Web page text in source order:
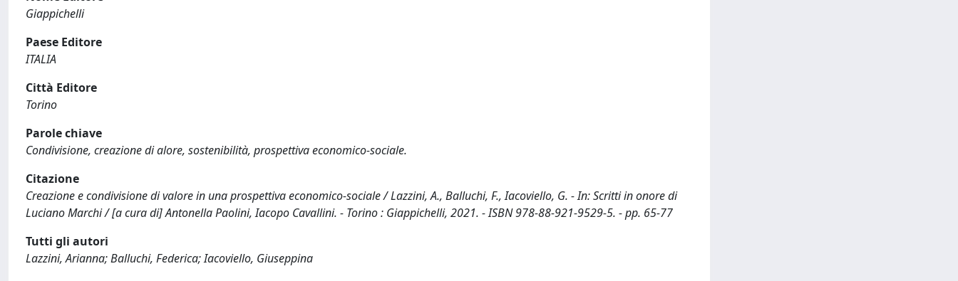
Giappichelli
Paese Editore
ITALIA
Città Editore
Torino
Parole chiave
Condivisione, creazione di alore, sostenibilità, prospettiva economico-sociale.
Citazione
Creazione e condivisione di valore in una prospettiva economico-sociale / Lazzini, A., Balluchi, F., Iacoviello, G. - In: Scritti in onore di
Luciano Marchi / [a cura di] Antonella Paolini, Iacopo Cavallini. - Torino : Giappichelli, 2021. - ISBN 978-88-921-9529-5. - pp. 65-77
Tutti gli autori
Lazzini, Arianna; Balluchi, Federica; Iacoviello, Giuseppina